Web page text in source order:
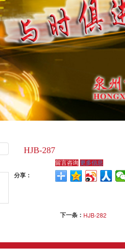
HJB-287
留言咨询 更多信息
分享：
下一条： HJB-282